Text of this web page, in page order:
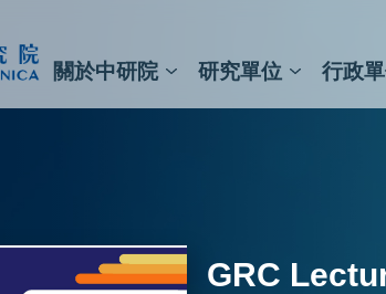
關於中研院 研究單位 行政
GRC